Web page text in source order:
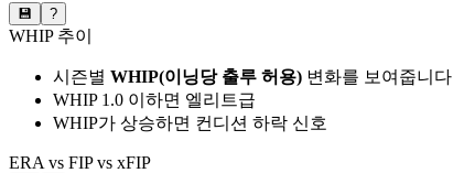
💾 ?
WHIP 추이
시즌별 WHIP(이닝당 출루 허용) 변화를 보여줍니다
WHIP 1.0 이하면 엘리트급
WHIP가 상승하면 컨디션 하락 신호
ERA vs FIP vs xFIP